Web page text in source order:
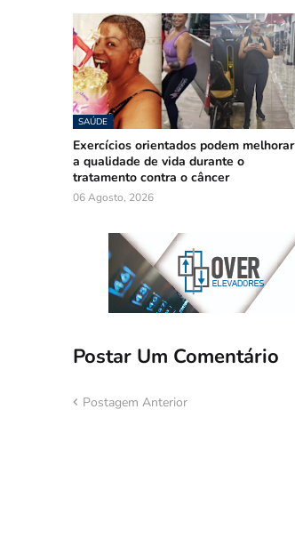
SAÚDE
Exercícios orientados podem melhorar
a qualidade de vida durante o
tratamento contra o câncer
06 Agosto, 2026
Postar Um Comentário
Postagem Anterior